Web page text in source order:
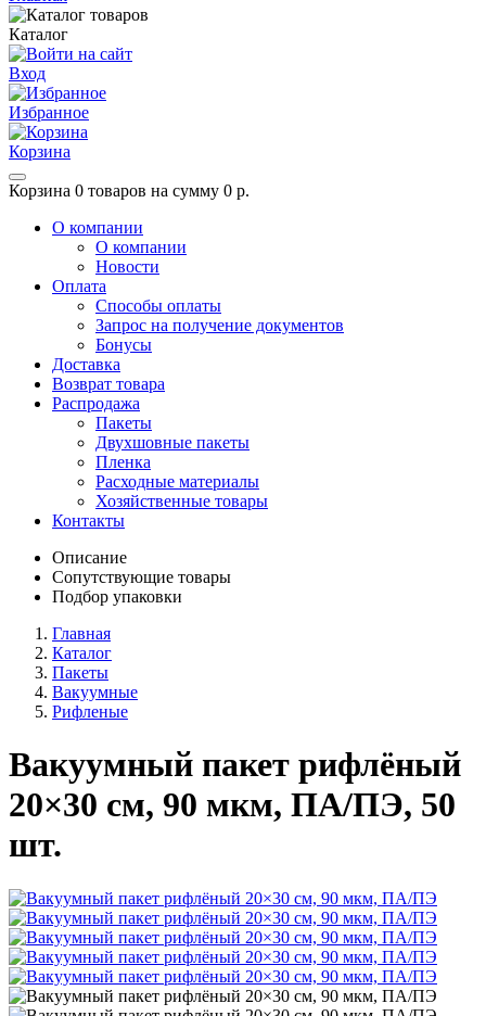
Каталог
Вход
Избранное
Корзина
Корзина 0 товаров на сумму 0 р.
О компании
О компании
Новости
Оплата
Способы оплаты
Запрос на получение документов
Бонусы
Доставка
Возврат товара
Распродажа
Пакеты
Двухшовные пакеты
Пленка
Расходные материалы
Хозяйственные товары
Контакты
Описание
Сопутствующие товары
Подбор упаковки
Главная
Каталог
Пакеты
Вакуумные
Рифленые
Вакуумный пакет рифлёный
20×30 см, 90 мкм, ПА/ПЭ, 50
шт.